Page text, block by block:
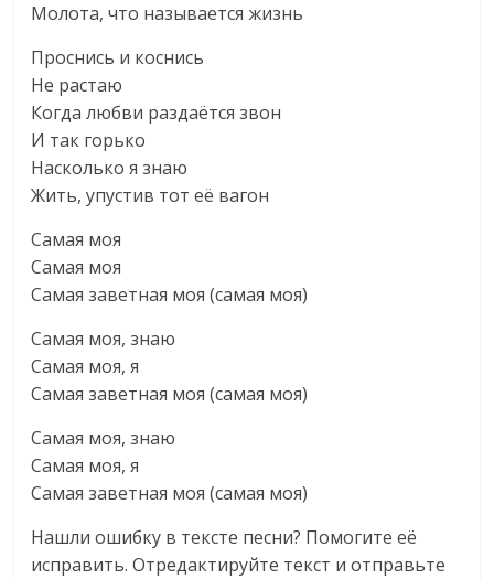
Молота, что называется жизнь
Проснись и коснись
Не растаю
Когда любви раздаётся звон
И так горько
Насколько я знаю
Жить, упустив тот её вагон
Самая моя
Самая моя
Самая заветная моя (самая моя)
Самая моя, знаю
Самая моя, я
Самая заветная моя (самая моя)
Самая моя, знаю
Самая моя, я
Самая заветная моя (самая моя)
Нашли ошибку в тексте песни? Помогите еë
исправить. Отредактируйте текст и отправьте